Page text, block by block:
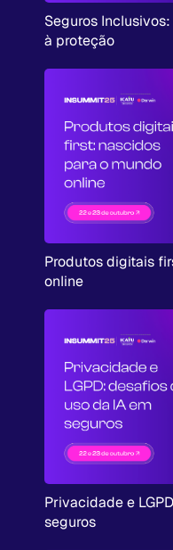
Seguros
à proteção
Produtos digitais
online
Privacidade e
seguros